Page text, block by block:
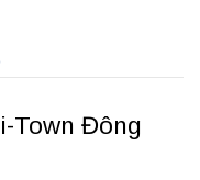
Town Đông